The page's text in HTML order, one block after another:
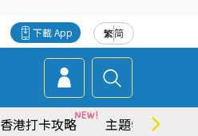
繁简
下載 App
香港打卡攻略 主題特集